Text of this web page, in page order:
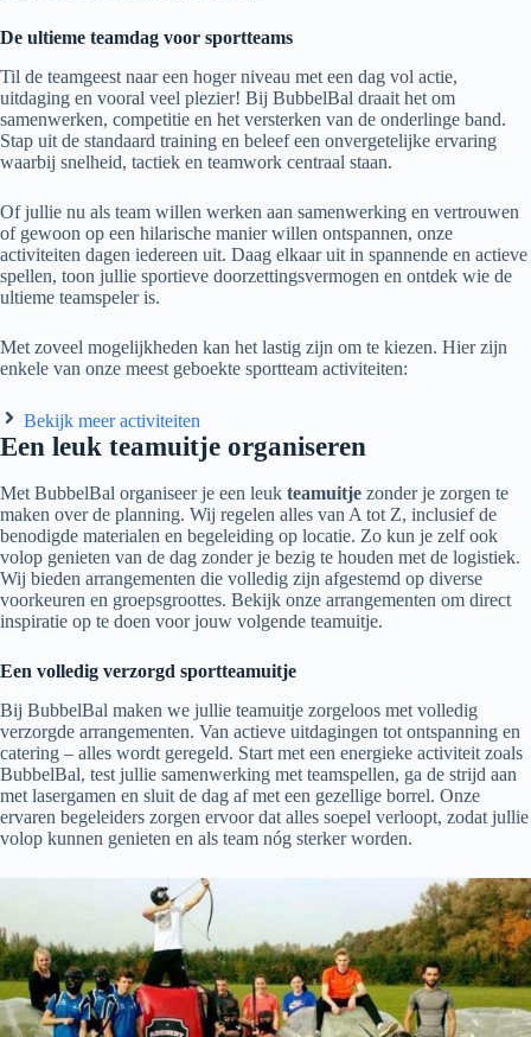
De ultieme teamdag voor sportteams
Til de teamgeest naar een hoger niveau met een dag vol actie,
uitdaging en vooral veel plezier! Bij BubbelBal draait het om
samenwerken, competitie en het versterken van de onderlinge band.
Stap uit de standaard training en beleef een onvergetelijke ervaring
waarbij snelheid, tactiek en teamwork centraal staan.
Of jullie nu als team willen werken aan samenwerking en vertrouwen
of gewoon op een hilarische manier willen ontspannen, onze
activiteiten dagen iedereen uit. Daag elkaar uit in spannende en actieve
spellen, toon jullie sportieve doorzettingsvermogen en ontdek wie de
ultieme teamspeler is.
Met zoveel mogelijkheden kan het lastig zijn om te kiezen. Hier zijn
enkele van onze meest geboekte sportteam activiteiten:
Bekijk meer activiteiten
Een leuk teamuitje organiseren
Met BubbelBal organiseer je een leuk teamuitje zonder je zorgen te
maken over de planning. Wij regelen alles van A tot Z, inclusief de
benodigde materialen en begeleiding op locatie. Zo kun je zelf ook
volop genieten van de dag zonder je bezig te houden met de logistiek.
Wij bieden arrangementen die volledig zijn afgestemd op diverse
voorkeuren en groepsgroottes. Bekijk onze arrangementen om direct
inspiratie op te doen voor jouw volgende teamuitje.
Een volledig verzorgd sportteamuitje
Bij BubbelBal maken we jullie teamuitje zorgeloos met volledig
verzorgde arrangementen. Van actieve uitdagingen tot ontspanning en
catering – alles wordt geregeld. Start met een energieke activiteit zoals
BubbelBal, test jullie samenwerking met teamspellen, ga de strijd aan
met lasergamen en sluit de dag af met een gezellige borrel. Onze
ervaren begeleiders zorgen ervoor dat alles soepel verloopt, zodat jullie
volop kunnen genieten en als team nóg sterker worden.